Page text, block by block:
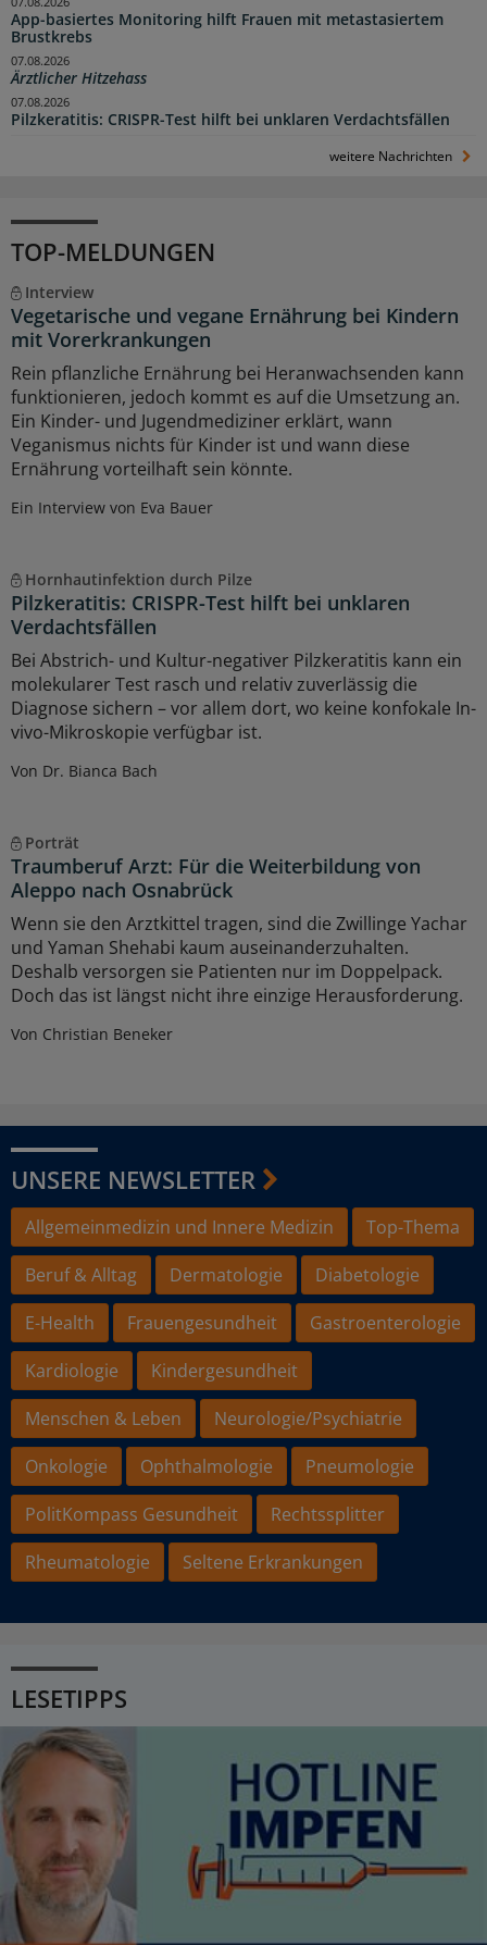
App-basiertes Monitoring hilft Frauen mit metastasiertem
Brustkrebs
Ärztlicher Hitzehass
07.08.2026
Pilzkeratitis: CRISPR-Test hilft bei unklaren Verdachtsfällen
07.08.2026
weitere Nachrichten
TOP-MELDUNGEN
Interview
Vegetarische und vegane Ernährung bei Kindern
mit Vorerkrankungen
Rein pflanzliche Ernährung bei Heranwachsenden kann
funktionieren, jedoch kommt es auf die Umsetzung an.
Ein Kinder- und Jugendmediziner erklärt, wann
Veganismus nichts für Kinder ist und wann diese
Ernährung vorteilhaft sein könnte.
Ein Interview von Eva Bauer
Hornhautinfektion durch Pilze
Pilzkeratitis: CRISPR-Test hilft bei unklaren
Verdachtsfällen
Bei Abstrich- und Kultur-negativer Pilzkeratitis kann ein
molekularer Test rasch und relativ zuverlässig die
Diagnose sichern – vor allem dort, wo keine konfokale In-
vivo-Mikroskopie verfügbar ist.
Von Dr. Bianca Bach
Porträt
Traumberuf Arzt: Für die Weiterbildung von
Aleppo nach Osnabrück
Wenn sie den Arztkittel tragen, sind die Zwillinge Yachar
und Yaman Shehabi kaum auseinanderzuhalten.
Deshalb versorgen sie Patienten nur im Doppelpack.
Doch das ist längst nicht ihre einzige Herausforderung.
Von Christian Beneker
UNSERE NEWSLETTER
Allgemeinmedizin und Innere Medizin
Top-Thema
Beruf & Alltag
Dermatologie
Diabetologie
E-Health
Frauengesundheit
Gastroenterologie
Kardiologie
Kindergesundheit
Menschen & Leben
Neurologie/Psychiatrie
Onkologie
Ophthalmologie
Pneumologie
PolitKompass Gesundheit
Rechtssplitter
Rheumatologie
Seltene Erkrankungen
LESETIPPS